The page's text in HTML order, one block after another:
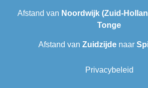
Afstand van Noordwijk (Zuid-
Tonge
Afstand van Zuidzijdenaar
Privacybeleid